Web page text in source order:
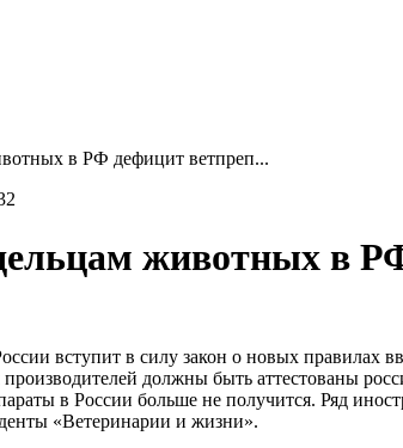
в РФ дефицит ветпреп...
животных в
вступит в силу закон о новых
должны быть аттестованы
в России больше не получится. Ряд
«Ветеринарии и жизни».